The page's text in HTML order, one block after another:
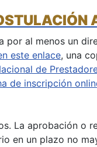
al menos un
este enlace, una
de
de inscripción
La aprobación
en un plazo no